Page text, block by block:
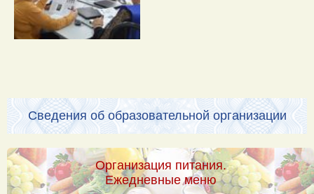
Сведения об образовательной организации
Организация питания.
Ежедневные меню